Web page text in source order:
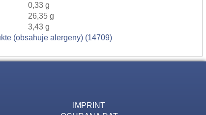
0,33 g
26,35 g
3,43 g
(obsahuje alergeny) (14709)
IMPRINT